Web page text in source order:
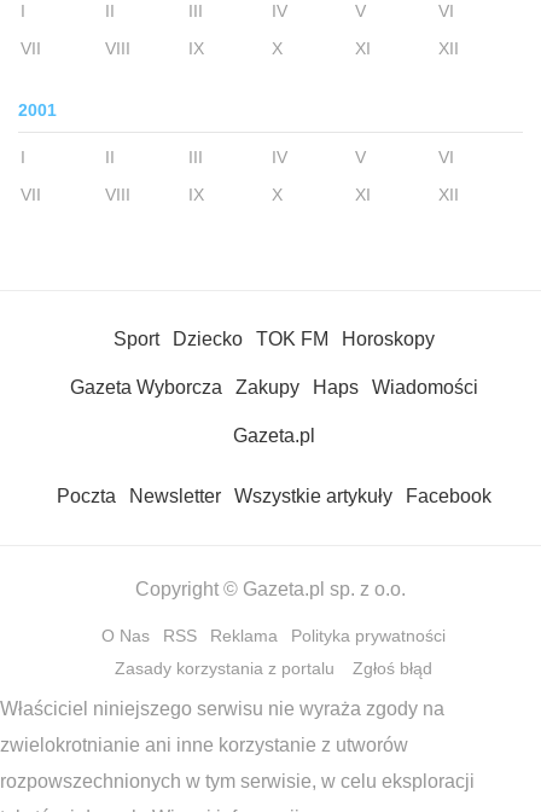
I II III IV V
VI
VII
VIII IX X XI XII
2001
I II III IV V
VI
VII
VIII IX X XI XII
Sport Dziecko TOK FM Horoskopy
Gazeta Wyborcza Zakupy Haps Wiadomości
Gazeta.pl
Poczta Newsletter Wszystkie artykuły Facebook
Copyright © Gazeta.pl sp. z o.o.
O Nas RSS Reklama
Polityka prywatności
Zasady korzystania z portalu
Zgłoś błąd
Właściciel niniejszego serwisu nie wyraża zgody na
zwielokrotnianie ani inne korzystanie z utworów
rozpowszechnionych w tym serwisie, w celu eksploracji